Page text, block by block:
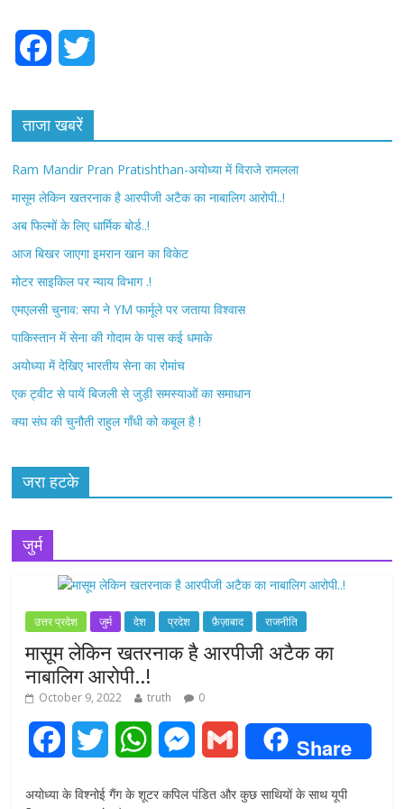
c
b
o
o
t
e
r
ताजा खबरें
Ram Mandir Pran Pratishthan-अयोध्या में विराजे रामलला
मासूम लेकिन खतरनाक है आरपीजी अटैक का नाबालिग आरोपी..!
अब फिल्मों के लिए धार्मिक बोर्ड..!
आज बिखर जाएगा इमरान खान का विकेट
मोटर साइकिल पर न्याय विभाग .!
एमएलसी चुनाव: सपा ने YM फार्मूले पर जताया विश्वास
पाकिस्तान में सेना की गोदाम के पास कई धमाके
अयोध्या में देखिए भारतीय सेना का रोमांच
एक ट्वीट से पायें बिजली से जुड़ी समस्याओं का समाधान
क्या संघ की चुनौती राहुल गाँधी को कबूल है !
जरा हटके
जुर्म
उत्तर प्रदेश जुर्म देश प्रदेश फ़ैज़ाबाद राजनीति
मासूम लेकिन खतरनाक है आरपीजी अटैक का
नाबालिग आरोपी..!
October 9, 2022 truth 0
W
M
Share
अयोध्या के विश्नोई गैंग के शूटर कपिल पंडित और कुछ साथियों के साथ यूपी